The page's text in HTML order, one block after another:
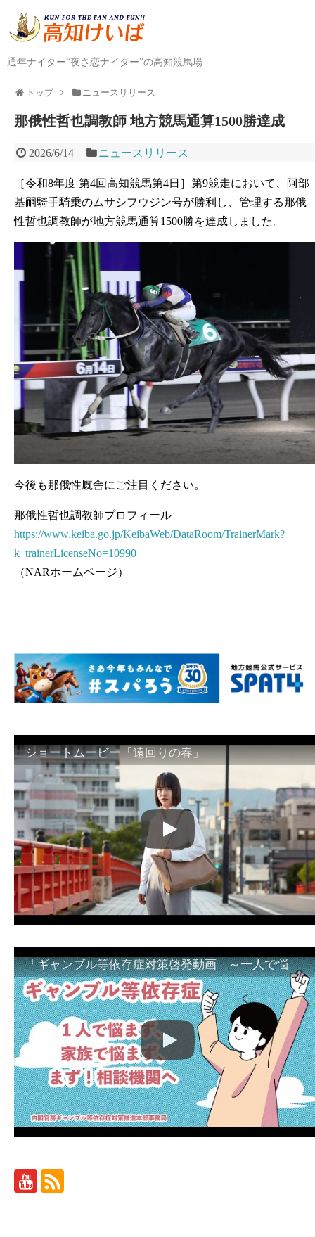
通年ナイター“夜さ恋ナイター”の高知競馬場
トップ ニュースリリース
那俄性哲也調教師 地方競馬通算1500勝達成
2026/6/14 ニュースリリース
［令和8年度 第4回高知競馬第4日］第9競走において、阿部
基嗣騎手騎乗のムサシフウジン号が勝利し、管理する那俄
性哲也調教師が地方競馬通算1500勝を達成しました。
今後も那俄性厩舎にご注目ください。
那俄性哲也調教師プロフィール
https://www.keiba.go.jp/KeibaWeb/DataRoom/TrainerMark?
k_trainerLicenseNo=10990
（NARホームページ）
ショートムービー「遠回りの春」
「ギャンブル等依存症対策啓発動画 ～一人で悩まず、家族で悩まず、まず！相談機関へ～」